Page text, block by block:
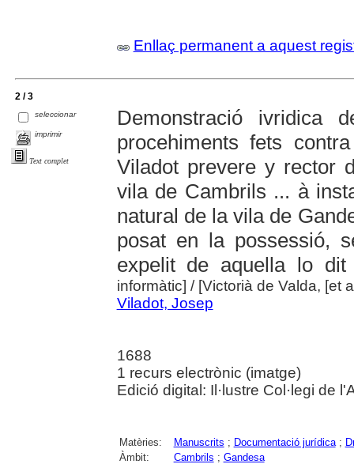
Enllaç permanent a aquest
2 / 3
seleccionar
imprimir
Text complet
Demonstració ivridica
procehiments fets
Viladot prevere y rector
vila de Cambrils ... à
natural de la vila de
posat en la possessió,
expelit de aquella lo dit
informàtic] / [Victorià de Valda, [et
Viladot, Josep
1688
1 recurs electrònic (imatge)
Edició digital: Il·lustre Col·legi de
Matèries: Manuscrits ; Documentació jurídica;
Àmbit:
Cambrils ; Gandesa